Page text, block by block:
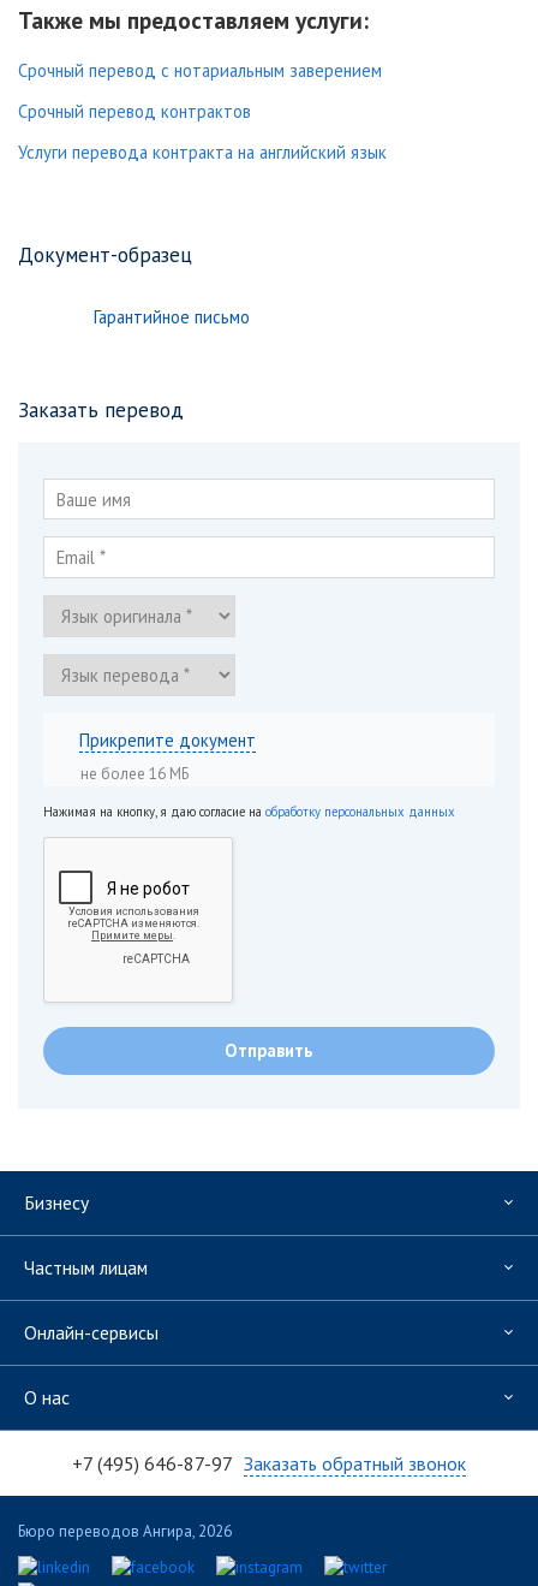
Также мы предоставляем услуги:
Срочный перевод с нотариальным заверением
Срочный перевод контрактов
Услуги перевода контракта на английский язык
Документ-образец
Гарантийное письмо
Заказать перевод
Прикрепите документ
не более 16 МБ
Нажимая на кнопку, я даю согласие на обработку персональных данных
Бизнесу
Частным лицам
Онлайн-сервисы
О нас
+7 (495) 646-87-97 Заказать обратный звонок
Бюро переводов Ангира, 2026